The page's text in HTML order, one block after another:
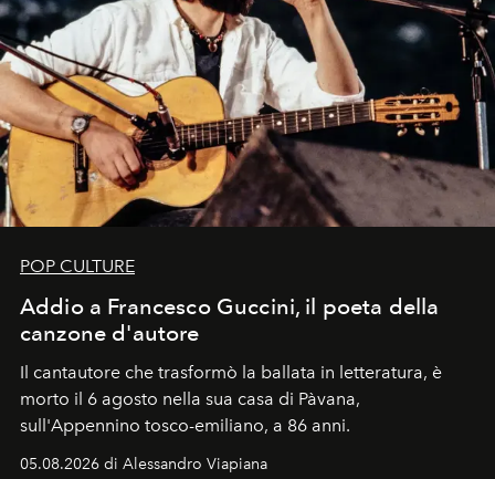
POP CULTURE
Addio a Francesco Guccini, il poeta della
canzone d'autore
Il cantautore che trasformò la ballata in letteratura, è
morto il 6 agosto nella sua casa di Pàvana,
sull'Appennino tosco-emiliano, a 86 anni.
05.08.2026 di Alessandro Viapiana